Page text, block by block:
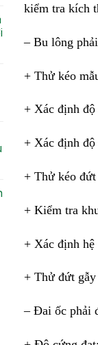
kiểm tra kích
– Bu lông
+ Thử kéo
+ Xác định độ
+ Xác định độ
+ Thử kéo
+ Kiểm tra
+ Xác định
+ Thử đứt gẫy
– Đai ốc phải